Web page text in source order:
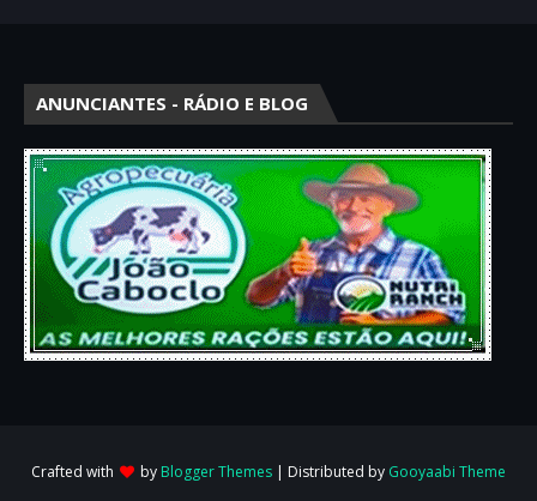
ANUNCIANTES - RÁDIO E BLOG
Crafted with by Blogger Themes | Distributed by Gooyaabi Theme